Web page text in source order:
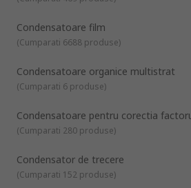
Condensatoare film
(Cumparati 6688 produse)
Condensatoare organice multistrat
(Cumparati 6 produse)
Condensatoare pentru corectia
(Cumparati 280 produse)
Condensator de trecere
(Cumparati 152 produse)